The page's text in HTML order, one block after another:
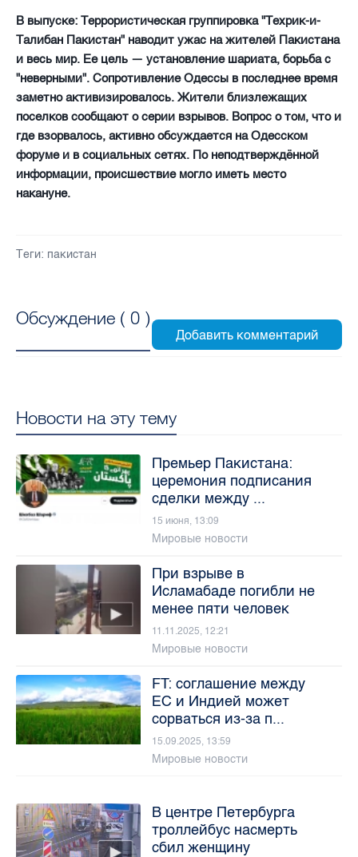
В выпуске: Террористическая группировка "Техрик-и-
Талибан Пакистан" наводит ужас на жителей Пакистана
и весь мир. Ее цель — установление шариата, борьба с
"неверными". Сопротивление Одессы в последнее время
заметно активизировалось. Жители близлежащих
поселков сообщают о серии взрывов. Вопрос о том, что и
где взорвалось, активно обсуждается на Одесском
форуме и в социальных сетях. По неподтверждённой
информации, происшествие могло иметь место
накануне.
Теги: пакистан
Обсуждение ( 0 )
Новости на эту тему
Премьер Пакистана:
церемония подписания
сделки между ...
15 июня, 13:09
Мировые новости
При взрыве в
Исламабаде погибли не
менее пяти человек
11.11.2025, 12:21
Мировые новости
FT: соглашение между
ЕС и Индией может
сорваться из-за п...
15.09.2025, 13:59
Мировые новости
В центре Петербурга
троллейбус насмерть
сбил женщину